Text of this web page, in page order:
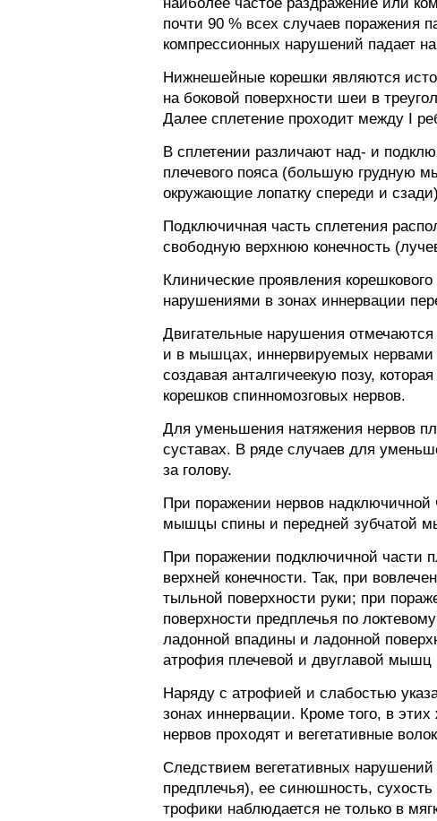
почти 90 % всех случаев поражения
компрессионных нарушений падает
Нижнешейные корешки являются
на боковой поверхности шеи в
Далее сплетение проходит между I
В сплетении различают над- и
плечевого пояса (большую
окружающие лопатку спереди и
Подключичная часть сплетения
свободную верхнюю конечность
Клинические проявления
нарушениями в зонах иннервации
Двигательные нарушения
и в мышцах, иннервируемых нервами
создавая анталгичеекую позу,
корешков спинномозговых нервов.
Для уменьшения натяжения нервов
суставах. В ряде случаев для
за голову.
При поражении нервов
мышцы спины и передней зубчатой
При поражении подключичной части
верхней конечности. Так, при
тыльной поверхности руки; при
поверхности предплечья по
ладонной впадины и ладонной
атрофия плечевой и двуглавой
Наряду с атрофией и слабостью
зонах иннервации. Кроме того, в
нервов проходят и вегетативные
Следствием вегетативных
предплечья), ее синюшность,
трофики наблюдается не только в